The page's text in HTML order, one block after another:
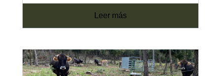
leer más